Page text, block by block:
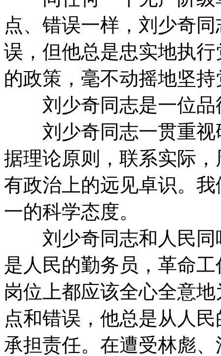
点、错误一样，刘少奇
误，但他总是忠实地执
的政策，毫不动摇地坚
刘少奇同志是一位品
刘少奇同志一贯重视
据理论原则，联系实际
有政治上的远见卓识。
一的科学态度。
刘少奇同志和人民同
是人民的勤务员，革命
岗位上都应该全心全意
点和错误，他总是从人
承担责任。在遭受林彪